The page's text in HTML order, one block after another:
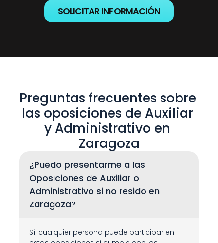
SOLICITAR INFORMACIÓN
Preguntas frecuentes sobre
las oposiciones de Auxiliar
y Administrativo en
Zaragoza
¿Puedo presentarme a las
Oposiciones de Auxiliar o
Administrativo si no resido en
Zaragoza?
Sí, cualquier persona puede participar en